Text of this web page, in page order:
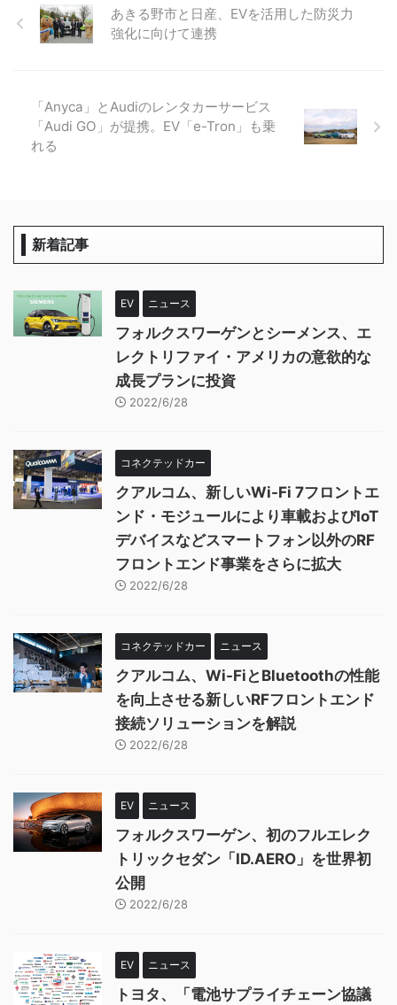
あきる野市と日産、EVを活用した防災力
強化に向けて連携
「Anyca」とAudiのレンタカーサービス
「Audi GO」が提携。EV「e-Tron」も乗
れる
新着記事
EV ニュース
フォルクスワーゲンとシーメンス、エ
レクトリファイ・アメリカの意欲的な
成長プランに投資
2022/6/28
コネクテッドカー
クアルコム、新しいWi-Fi 7フロントエ
ンド・モジュールにより車載およびIoT
デバイスなどスマートフォン以外のRF
フロントエンド事業をさらに拡大
2022/6/28
コネクテッドカー ニュース
クアルコム、Wi-FiとBluetoothの性能
を向上させる新しいRFフロントエンド
接続ソリューションを解説
2022/6/28
EV ニュース
フォルクスワーゲン、初のフルエレク
トリックセダン「ID.AERO」を世界初
公開
2022/6/28
EV ニュース
トヨタ、「電池サプライチェーン協議